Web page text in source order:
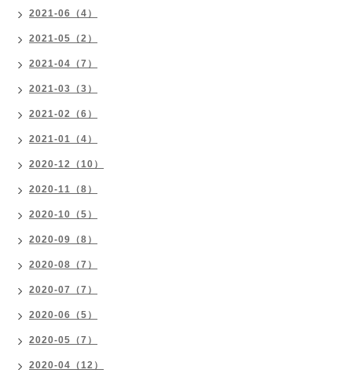
2021-06（4）
2021-05（2）
2021-04（7）
2021-03（3）
2021-02（6）
2021-01（4）
2020-12（10）
2020-11（8）
2020-10（5）
2020-09（8）
2020-08（7）
2020-07（7）
2020-06（5）
2020-05（7）
2020-04（12）